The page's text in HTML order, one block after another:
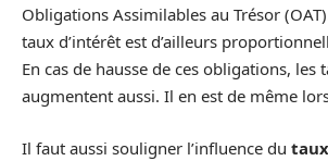
Obligations Assimilables au Trésor
taux d’intérêt est d’ailleurs
En cas de hausse de ces obligations, les
augmentent aussi. Il en est de même
Il faut aussi souligner l’influence du